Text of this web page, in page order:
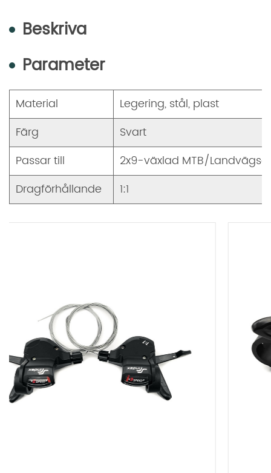
Beskriva
Parameter
Material
Legering, stål, plast
Färg
Svart
Passar till
2x9-växlad MTB/
Dragförhållande
1:1